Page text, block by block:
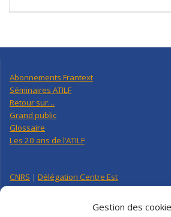
Gestion des
Abonnements Frantext
Séminaires ATILF
Retour sur…
Grand public
Glossaire
Les 20 ans de l’ATILF
CNRS | Délégation Centre Est
Université de Lorraine
CNRS Hebdo Centre-Est